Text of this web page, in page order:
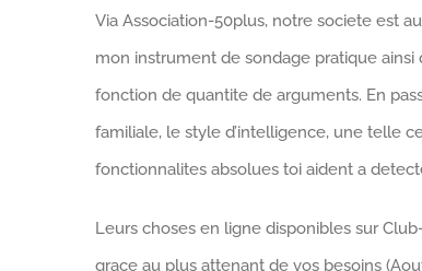
Via Association-50plus, notre societe est
mon instrument de sondage pratique ainsi
fonction de quantite de arguments. En
familiale, le style d’intelligence, une telle
fonctionnalites absolues toi aident a
Leurs choses en ligne disponibles sur
grace au plus attenant de vos besoins